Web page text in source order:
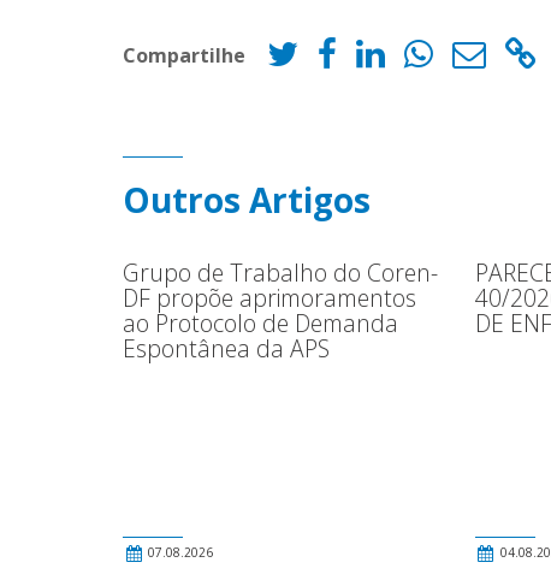
Compartilhe
Outros Artigos
Grupo de Trabalho do Coren-
DF propõe aprimoramentos
ao Protocolo de Demanda
Espontânea da APS
07.08.2026
40/
DE